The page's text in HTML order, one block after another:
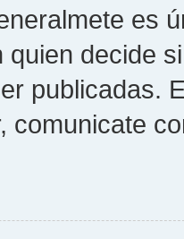
es
quien decide
publicadas.
comunicate